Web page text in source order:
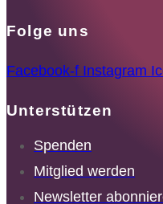
Folge uns
Facebook-f Instagram
Unterstützen
Spenden
Mitglied werden
Newsletter